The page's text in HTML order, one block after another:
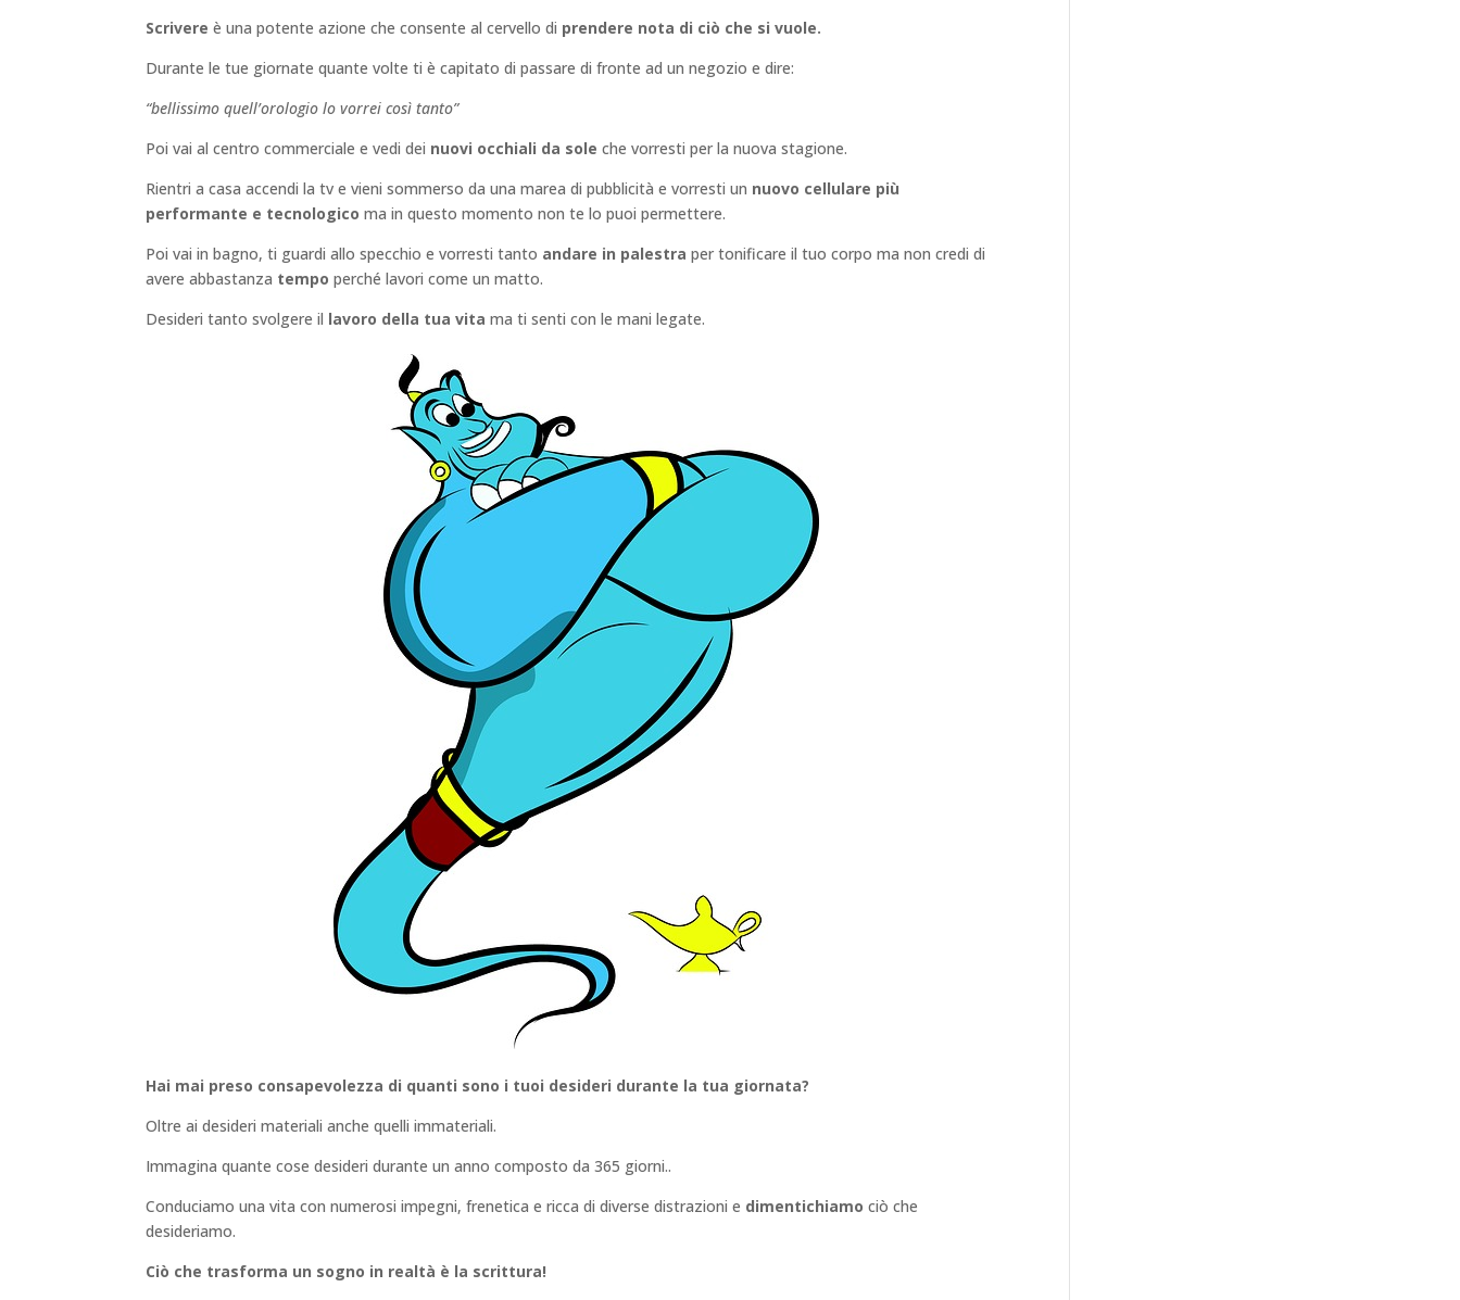
Scrivere è una potente azione che consente al cervello di prendere nota di ciò che si vuole.
Durante le tue giornate quante volte ti è capitato di passare di fronte ad un negozio e dire:
“bellissimo quell’orologio lo vorrei così tanto”
Poi vai al centro commerciale e vedi dei nuovi occhiali da sole che vorresti per la nuova stagione.
Rientri a casa accendi la tv e vieni sommerso da una marea di pubblicità e vorresti un nuovo cellulare più
performante e tecnologico ma in questo momento non te lo puoi permettere.
Poi vai in bagno, ti guardi allo specchio e vorresti tanto andare in palestra per tonificare il tuo corpo ma non credi di
avere abbastanza tempo perché lavori come un matto.
Desideri tanto svolgere il lavoro della tua vita ma ti senti con le mani legate.
Hai mai preso consapevolezza di quanti sono i tuoi desideri durante la tua giornata?
Oltre ai desideri materiali anche quelli immateriali.
Immagina quante cose desideri durante un anno composto da 365 giorni..
Conduciamo una vita con numerosi impegni, frenetica e ricca di diverse distrazioni e dimentichiamo ciò che
desideriamo.
Ciò che trasforma un sogno in realtà è la scrittura!